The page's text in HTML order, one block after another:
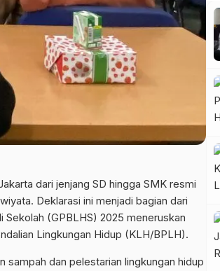
dari jenjang SD hingga SMK resmi
Deklarasi ini menjadi bagian dari
Sekolah (GPBLHS) 2025 meneruskan
Lingkungan Hidup (KLH/BPLH).
sampah dan pelestarian lingkungan hidup